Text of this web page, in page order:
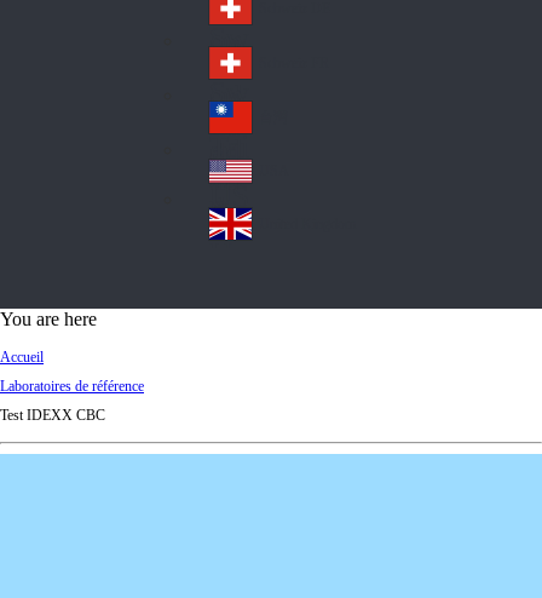
ed
en
Sw
itz
erl
an
d
Sw
itz
erl
an
d
wa
n
A
d
You are here
Accueil
Laboratoires de référence
Test IDEXX CBC